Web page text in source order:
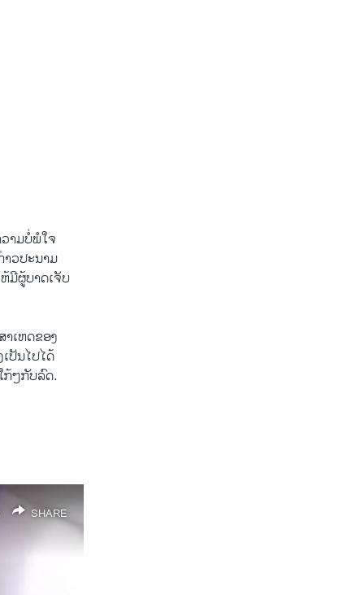
າມ​ບໍ່ພໍ​ໃຈ
ວ​ປະນາມ
ມີ​ຜູ້​ບາດ​ເຈັບ
ເຫດ​ຂອງ​
ປັນ​ໄປ​ໄດ້
ກ້ໆ​ກັບ​ລົດ​.
SHARE